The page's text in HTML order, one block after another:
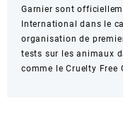
Garnier sont
International dans le
organisation de
tests sur les animaux
comme le Cruelty Free